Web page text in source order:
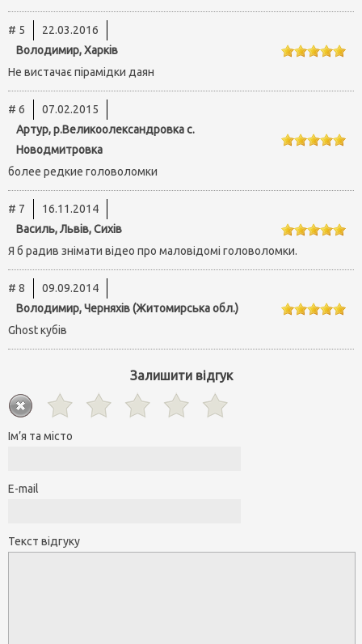
# 5
22.03.2016
Володимир, Харків
Не вистачає пірамідки даян
# 6
07.02.2015
Артур, р.Великоолександровка с.
Новодмитровка
более редкие головоломки
# 7
16.11.2014
Василь, Львів, Сихів
Я б радив знімати відео про маловідомі головоломки.
# 8
09.09.2014
Володимир, Черняхів (Житомирська обл.)
Ghost кубів
Залишити відгук
Ім’я та місто
E-mail
Текст відгуку